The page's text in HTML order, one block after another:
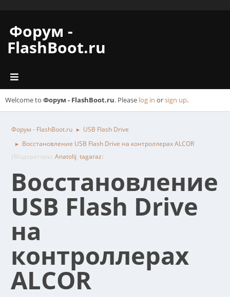
Форум -
FlashBoot.ru
Welcome to Форум - FlashBoot.ru. Please log in orsign up.
Форум - FlashBoot.ru ► USB Flash Drive
►
Восстановление USB Flash Drive на контроллерах ALCOR
(Модераторы: Anatolij, tagaraz)
Восстановление
USB Flash Drive
на
контроллерах
ALCOR